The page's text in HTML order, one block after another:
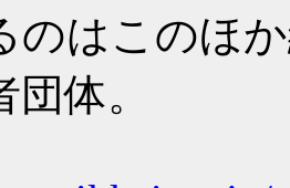
のはこのほ
体。